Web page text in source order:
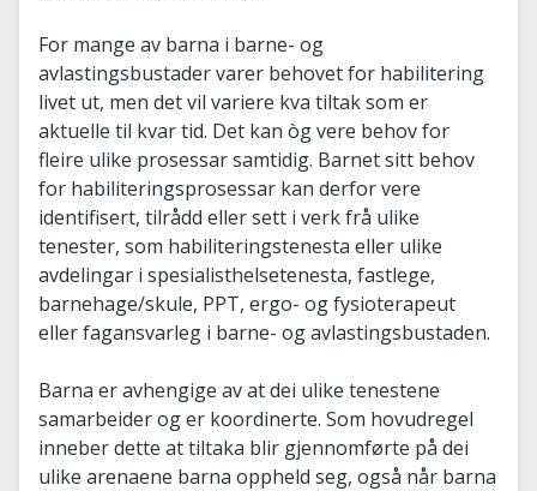
For mange av barna i barne- og
avlastingsbustader varer behovet for habilitering
livet ut, men det vil variere kva tiltak som er
aktuelle til kvar tid. Det kan òg vere behov for
fleire ulike prosessar samtidig. Barnet sitt behov
for habiliteringsprosessar kan derfor vere
identifisert, tilrådd eller sett i verk frå ulike
tenester, som habiliteringstenesta eller ulike
avdelingar i spesialisthelsetenesta, fastlege,
barnehage/skule, PPT, ergo- og fysioterapeut
eller fagansvarleg i barne- og avlastingsbustaden.
Barna er avhengige av at dei ulike tenestene
samarbeider og er koordinerte. Som hovudregel
inneber dette at tiltaka blir gjennomførte på dei
ulike arenaene barna oppheld seg, også når barna